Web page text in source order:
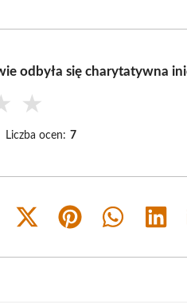
odbyła się charytatywna
★
Liczba ocen: 7
Share
(Twitter)
Share
Share
Share